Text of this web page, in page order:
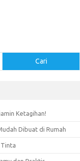
Cari
Ketagihan!
Dibuat di Rumah
Tinta